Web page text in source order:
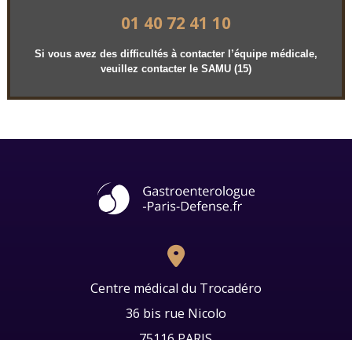
01 40 72 41 10
Si vous avez des difficultés à contacter l’équipe médicale,
veuillez contacter le SAMU (15)
Centre médical du Trocadéro
36 bis rue Nicolo